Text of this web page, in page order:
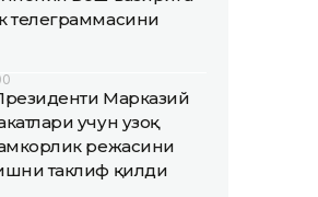
телеграммасини
Марказий
учун узоқ
режасини
таклиф қилди